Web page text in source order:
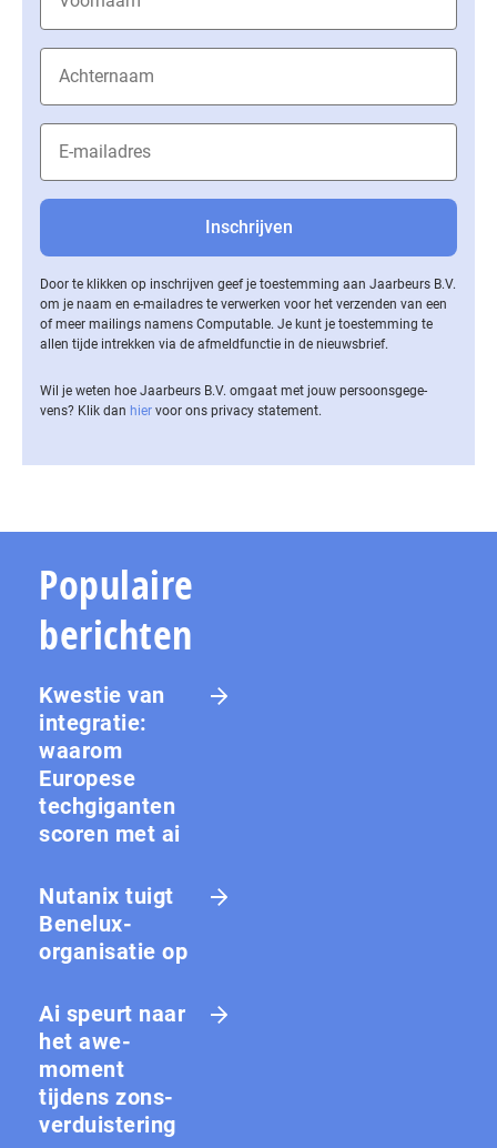
Door te klikken op inschrijven geef je toestemming aan Jaarbeurs B.V.
om je naam en e-mailadres te verwerken voor het verzenden van een
of meer mailings namens Computable. Je kunt je toestemming te
allen tijde intrekken via de af­meld­func­tie in de nieuwsbrief.
Wil je weten hoe Jaarbeurs B.V. omgaat met jouw per­soons­ge­ge­
vens? Klik dan hier voor ons privacy statement.
Populaire
berichten
Kwestie van
integratie:
waarom
Europese
techgiganten
scoren met ai
Nutanix tuigt
Benelux-
organisatie op
Ai speurt naar
het awe-
moment
tijdens zons­
ver­duis­te­ring